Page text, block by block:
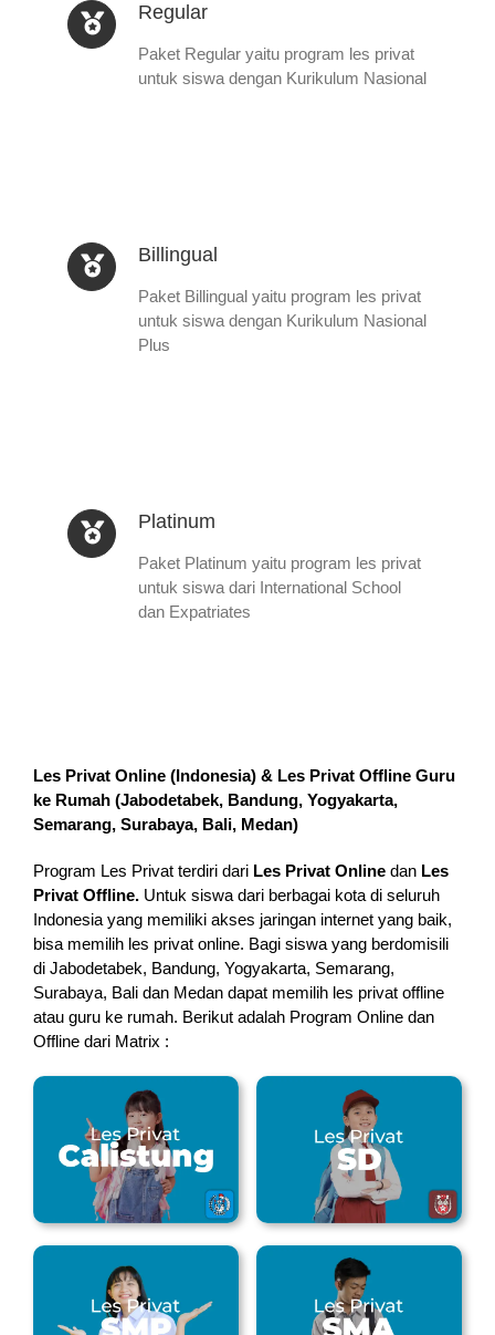
Regular
Paket Regular yaitu program les privat
untuk siswa dengan Kurikulum Nasional
Billingual
Paket Billingual yaitu program les privat
untuk siswa dengan Kurikulum Nasional
Plus
Platinum
Paket Platinum yaitu program les privat
untuk siswa dari International School
dan Expatriates
Les Privat Online (Indonesia) & Les Privat Offline Guru
ke Rumah (Jabodetabek, Bandung, Yogyakarta,
Semarang, Surabaya, Bali, Medan)
Program Les Privat terdiri dari Les Privat Online dan Les
Privat Offline. Untuk siswa dari berbagai kota di seluruh
Indonesia yang memiliki akses jaringan internet yang baik,
bisa memilih les privat online. Bagi siswa yang berdomisili
di Jabodetabek, Bandung, Yogyakarta, Semarang,
Surabaya, Bali dan Medan dapat memilih les privat offline
atau guru ke rumah. Berikut adalah Program Online dan
Offline dari Matrix :